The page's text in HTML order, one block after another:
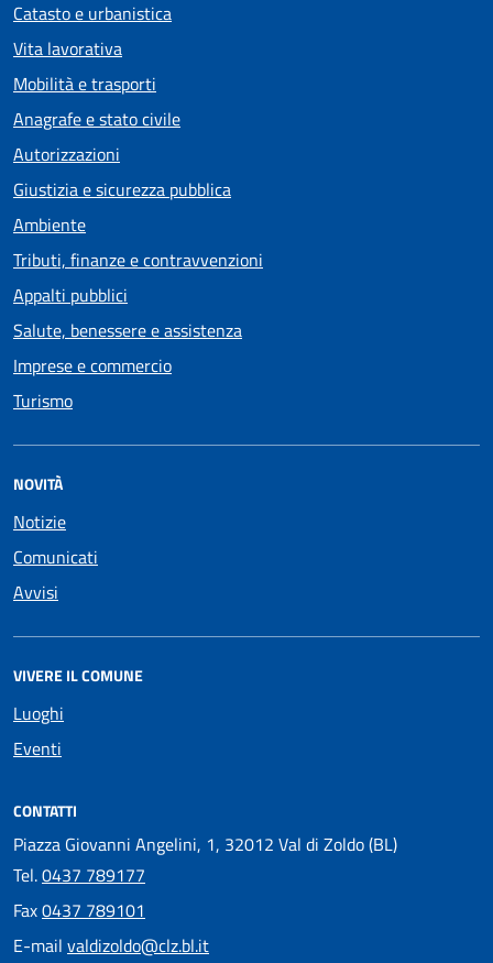
Catasto e urbanistica
Vita lavorativa
Mobilità e trasporti
Anagrafe e stato civile
Autorizzazioni
Giustizia e sicurezza pubblica
Ambiente
Tributi, finanze e contravvenzioni
Appalti pubblici
Salute, benessere e assistenza
Imprese e commercio
Turismo
NOVITÀ
Notizie
Comunicati
Avvisi
VIVERE IL COMUNE
Luoghi
Eventi
CONTATTI
Piazza Giovanni Angelini, 1, 32012 Val di Zoldo (BL)
Tel.0437 789177
Fax0437 789101
E-mail valdizoldo@clz.bl.it